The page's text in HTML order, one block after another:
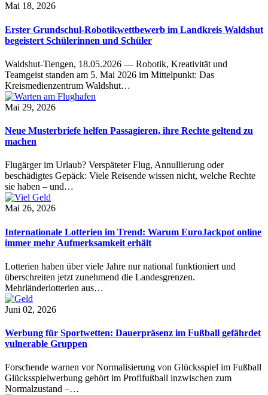
Mai 18, 2026
Erster Grundschul-Robotikwettbewerb im Landkreis Waldshut
begeistert Schülerinnen und Schüler
Waldshut-Tiengen, 18.05.2026 — Robotik, Kreativität und
Teamgeist standen am 5. Mai 2026 im Mittelpunkt: Das
Kreismedienzentrum Waldshut…
Mai 29, 2026
Neue Musterbriefe helfen Passagieren, ihre Rechte geltend zu
machen
Flugärger im Urlaub? Verspäteter Flug, Annullierung oder
beschädigtes Gepäck: Viele Reisende wissen nicht, welche Rechte
sie haben – und…
Mai 26, 2026
Internationale Lotterien im Trend: Warum EuroJackpot online
immer mehr Aufmerksamkeit erhält
Lotterien haben über viele Jahre nur national funktioniert und
überschreiten jetzt zunehmend die Landesgrenzen.
Mehrländerlotterien aus…
Juni 02, 2026
Werbung für Sportwetten: Dauerpräsenz im Fußball gefährdet
vulnerable Gruppen
Forschende warnen vor Normalisierung von Glücksspiel im Fußball
Glücksspielwerbung gehört im Profifußball inzwischen zum
Normalzustand –…